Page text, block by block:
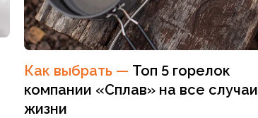
Как выбрать — Топ 5 горелок
компании «Сплав» на все случаи
жизни